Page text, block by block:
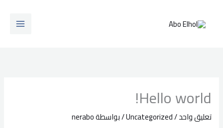
المحتوى
Hello world!
تعليق واحد/
Uncategorized/ بواسطةnerabo